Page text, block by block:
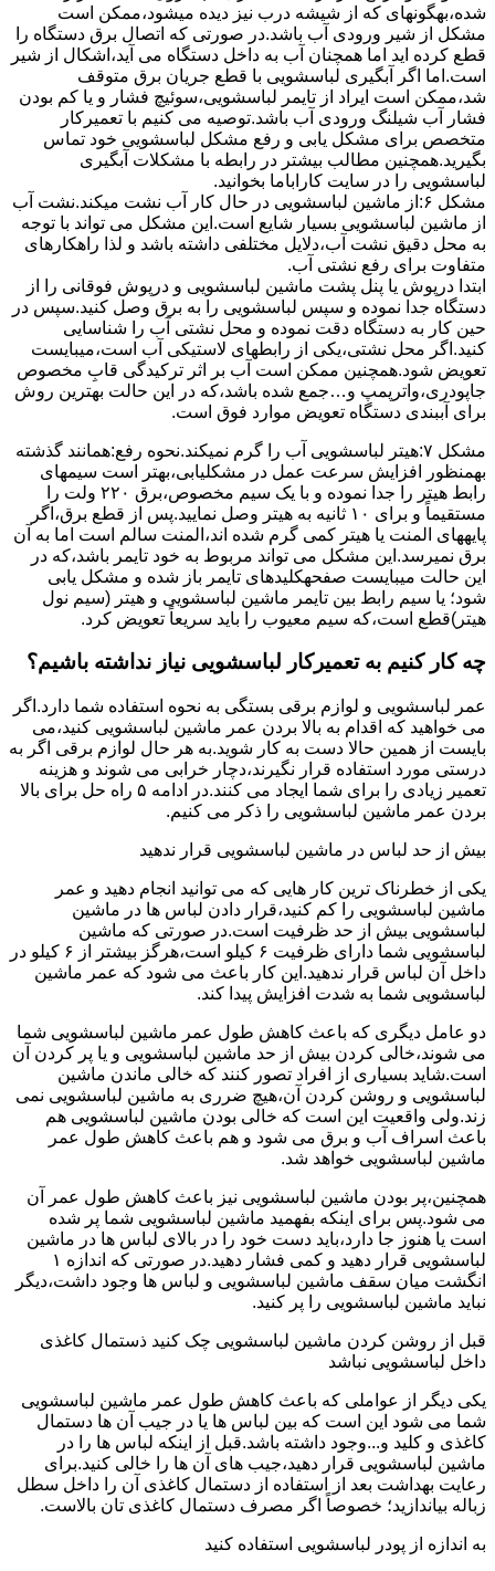
ﺷﺪه،بهگونهای ﮐﻪ از ﺷﯿﺸﻪ درب ﻧﯿﺰ دﯾﺪه میشود،ممکن است
مشکل از شیر ورودی آب باشد.در صورتی که اتصال برق دستگاه را
قطع کرده اید اما همچنان آب به داخل دستگاه می آید،اشکال از شیر
است.اما اگر آبگیری لباسشویی با قطع جریان برق متوقف
شد،ممکن است ایراد از تایمر لباسشویی،سوئیچ فشار و یا کم بودن
فشار آب شیلنگ ورودی آب باشد.توصیه می کنیم با تعمیرکار
متخصص برای مشکل یابی و رفع مشکل لباسشویی خود تماس
بگیرید.همچنین مطالب بیشتر در رابطه با مشکلات آبگیری
لباسشویی را در سایت کاراباما بخوانید.
مشکل ۶:از ﻣﺎﺷﯿﻦ لباسشویی در ﺣﺎل ﮐﺎر آب ﻧﺸﺖ میکند.نشت آب
از ماشین لباسشویی بسیار شایع است.این مشکل می تواند با توجه
به محل دقیق نشت آب،دلایل مختلفی داشته باشد و لذا راهکارهای
متفاوت برای رفع نشتی آب.
ابتدا درپوش یا پنل ﭘﺸﺖ ﻣﺎﺷﯿﻦ لباسشویی و درپوش ﻓﻮﻗﺎﻧﯽ را از
دستگاه ﺟﺪا ﻧﻤﻮده و ﺳﭙﺲ لباسشویی را ﺑﻪ ﺑﺮق وصل ﮐﻨﯿﺪ.سپس در
حین کار به دستگاه دقت نموده و ﻣﺤﻞ نشتی آب را ﺷﻨﺎﺳﺎﯾﯽ
کنید.اﮔﺮ ﻣﺤﻞ نشتی،ﯾﮑﯽ از رابطهای ﻻﺳﺘﯿﮑﯽ آب اﺳﺖ،میبایست
ﺗﻌﻮﯾﺾ شود.همچنین ﻣﻤﮑﻦ اﺳﺖ آب بر اثر ﺗﺮﮐﯿﺪﮔﯽ قابِ ﻣﺨﺼﻮص
ﺟﺎﭘﻮدری،واترپمپ و…جمع شده ﺑﺎﺷﺪ،ﮐﻪ در این حالت بهترین روش
برای آببندی دستگاه ﺗﻌﻮﯾﺾ ﻣﻮارد ﻓﻮق اﺳﺖ.
مشکل ۷:ﻫﯿﺘﺮ لباسشویی آب را ﮔﺮم نمیکند.نحوه رﻓﻊ:ﻫﻤﺎﻧﻨﺪ ﮔﺬﺷﺘﻪ
بهمنظور اﻓﺰاﯾﺶ ﺳﺮﻋﺖ ﻋﻤﻞ در مشکلیابی،بهتر است سیمهای
راﺑﻂ ﻫﯿﺘﺮ را ﺟﺪا ﻧﻤﻮده و ﺑﺎ ﯾﮏ ﺳﯿﻢ ﻣﺨﺼﻮص،برق ۲۲۰ ولت را
مستقیماً و برای ۱۰ ﺛﺎﻧﯿﻪ ﺑﻪ ﻫﯿﺘﺮ وصل نمایید.ﭘﺲ از ﻗﻄﻊ ﺑﺮق،اﮔﺮ
پایههای اﻟﻤﻨﺖ یا هیتر کمی ﮔﺮم ﺷﺪه اند،اﻟﻤﻨﺖ ﺳﺎﻟﻢ است اما ﺑﻪ آن
ﺑﺮق نمیرسد.اﯾﻦ ﻣﺸﮑﻞ می تواند مربوط به ﺧﻮد ﺗﺎﯾﻤﺮ باشد،ﮐﻪ در
این حالت میبایست صفحهکلیدهای ﺗﺎﯾﻤﺮ باز شده و مشکل یابی
شود؛ ﯾﺎ ﺳﯿﻢ راﺑﻂ ﺑﯿﻦ ﺗﺎﯾﻤﺮ ماشین لباسشویی و ﻫﯿﺘﺮ (سیم ﻧﻮل
ﻫﯿﺘﺮ)ﻗﻄﻊ اﺳﺖ،ﮐﻪ ﺳﯿﻢ ﻣﻌﯿﻮب را ﺑﺎﯾﺪ سریعاً ﺗﻌﻮﯾﺾ کرد.
چه کار کنیم به تعمیرکار لباسشویی نیاز نداشته باشیم؟
عمر لباسشویی و لوازم برقی بستگی به نحوه استفاده شما دارد.اگر
می خواهید که اقدام به بالا بردن عمر ماشین لباسشویی کنید،می
بایست از همین حالا دست به کار شوید.به هر حال لوازم برقی اگر به
درستی مورد استفاده قرار نگیرند،دچار خرابی می شوند و هزینه
تعمیر زیادی را برای شما ایجاد می کنند.در ادامه ۵ راه حل برای بالا
بردن عمر ماشین لباسشویی را ذکر می کنیم.
بیش از حد لباس در ماشین لباسشویی قرار ندهید
یکی از خطرناک ترین کار هایی که می توانید انجام دهید و عمر
ماشین لباسشویی را کم کنید،قرار دادن لباس ها در ماشین
لباسشویی بیش از حد ظرفیت است.در صورتی که ماشین
لباسشویی شما دارای ظرفیت ۶ کیلو است،هرگز بیشتر از ۶ کیلو در
داخل آن لباس قرار ندهید.این کار باعث می شود که عمر ماشین
لباسشویی شما به شدت افزایش پیدا کند.
دو عامل دیگری که باعث کاهش طول عمر ماشین لباسشویی شما
می شوند،خالی کردن بیش از حد ماشین لباسشویی و یا پر کردن آن
است.شاید بسیاری از افراد تصور کنند که خالی ماندن ماشین
لباسشویی و روشن کردن آن،هیچ ضرری به ماشین لباسشویی نمی
زند.ولی واقعیت این است که خالی بودن ماشین لباسشویی هم
باعث اسراف آب و برق می شود و هم باعث کاهش طول عمر
ماشین لباسشویی خواهد شد.
همچنین،پر بودن ماشین لباسشویی نیز باعث کاهش طول عمر آن
می شود.پس برای اینکه بفهمید ماشین لباسشویی شما پر شده
است یا هنوز جا دارد،باید دست خود را در بالای لباس ها در ماشین
لباسشویی قرار دهید و کمی فشار دهید.در صورتی که اندازه ۱
انگشت میان سقف ماشین لباسشویی و لباس ها وجود داشت،دیگر
نباید ماشین لباسشویی را پر کنید.
قبل از روشن کردن ماشین لباسشویی چک کنید ذستمال کاغذی
داخل لباسشویی نباشد
یکی دیگر از عواملی که باعث کاهش طول عمر ماشین لباسشویی
شما می شود این است که بین لباس ها یا در جیب آن ها دستمال
کاغذی و کلید و...وجود داشته باشد.قبل از اینکه لباس ها را در
ماشین لباسشویی قرار دهید،جیب های آن ها را خالی کنید.برای
رعایت بهداشت بعد از استفاده از دستمال کاغذی آن را داخل سطل
زباله بیاندازید؛ خصوصاً اگر مصرف دستمال کاغذی تان بالاست.
به اندازه از پودر لباسشویی استفاده کنید